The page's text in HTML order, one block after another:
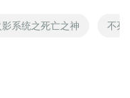
影系统之死亡之神 不死